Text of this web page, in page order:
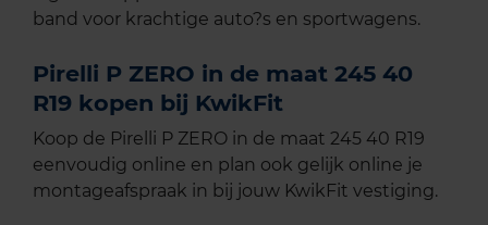
band voor krachtige auto?s en sportwagens.
Pirelli P ZERO in de maat 245 40
R19 kopen bij KwikFit
Koop de Pirelli P ZERO in de maat 245 40 R19
eenvoudig online en plan ook gelijk online je
montageafspraak in bij jouw KwikFit vestiging.